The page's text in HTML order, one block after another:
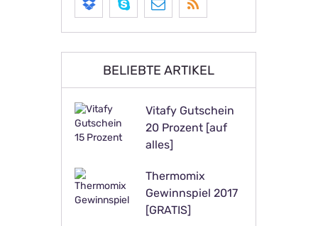
BELIEBTE ARTIKEL
Vitafy Gutschein
20 Prozent [auf
alles]
Thermomix
Gewinnspiel 2017
[GRATIS]